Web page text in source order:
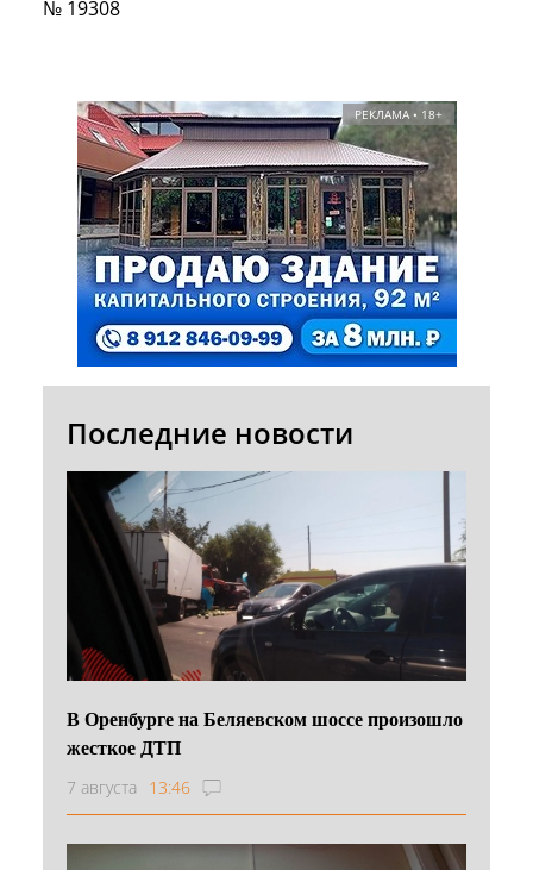
№ 19308
РЕКЛАМА • 18+
Последние новости
В Оренбурге на Беляевском шоссе произошло
жесткое ДТП
7 августа 13:46